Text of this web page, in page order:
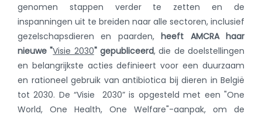
genomen stappen verder te zetten en de
inspanningen uit te breiden naar alle sectoren, inclusief
gezelschapsdieren en paarden,heeft AMCRA haar
nieuwe "Visie 2030" gepubliceerd, die de doelstellingen
en belangrijkste acties definieert voor een duurzaam
en rationeel gebruik van antibiotica bij dieren in België
tot 2030. De “Visie 2030” is opgesteld met een "One
World, One Health, One Welfare"-aanpak, om de